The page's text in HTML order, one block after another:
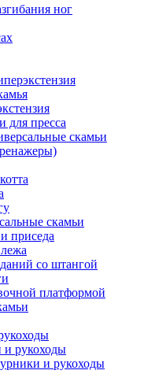
ног
для пресса
скамьи
скамьи
приседа
со штангой
платформой
рукоходы
и рукоходы